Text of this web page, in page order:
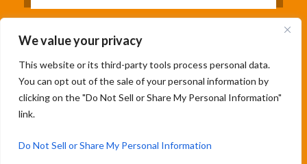
We value your privacy
This website or its third-party tools process personal data.
You can opt out of the sale of your personal information by
clicking on the "Do Not Sell or Share My Personal Information"
link.
Do Not Sell or Share My Personal Information
& Developed By Soumya Patil |